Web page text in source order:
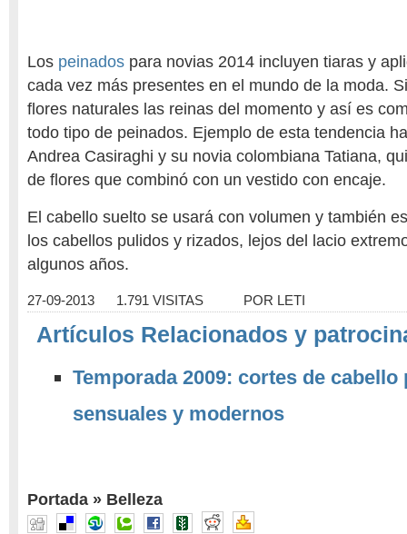
Los peinados para novias 2014 incluyen tiaras y
cada vez más presentes en el mundo de la moda.
flores naturales las reinas del momento y así es
todo tipo de peinados. Ejemplo de esta tendencia
Andrea Casiraghi y su novia colombiana Tatiana,
de flores que combinó con un vestido con encaje.
El cabello suelto se usará con volumen y también
los cabellos pulidos y rizados, lejos del lacio
algunos años.
27-09-2013 1.791 VISITAS POR LETI
Artículos Relacionados y
Temporada 2009: cortes de cabello
sensuales y modernos
Portada » Belleza